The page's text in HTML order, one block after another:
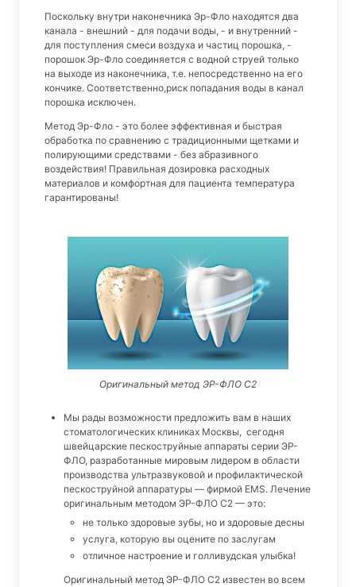
Поскольку внутри наконечника Эр-Фло находятся два
канала - внешний - для подачи воды, - и внутренний -
для поступления смеси воздуха и частиц порошка, -
порошок Эр-Фло соединяется с водной струей только
на выходе из наконечника, т.е. непосредственно на его
кончике. Соответственно,риск попадания воды в канал
порошка исключен.
Метод Эр-Фло - это более эффективная и быстрая
обработка по сравнению с традиционными щетками и
полирующими средствами - без абразивного
воздействия! Правильная дозировка расходных
материалов и комфортная для пациента температура
гарантированы!
Оригинальный метод ЭР-ФЛО С2
Мы рады возможности предложить вам в наших
стоматологических клиниках Москвы, сегодня
швейцарские пескоструйные аппараты серии ЭР-
ФЛО, разработанные мировым лидером в области
производства ультразвуковой и профилактической
пескоструйной аппаратуры — фирмой EMS. Лечение
оригинальным методом ЭР-ФЛО С2 — это:
не только здоровые зубы, но и здоровые десны
услуга, которую вы оцените по заслугам
отличное настроение и голливудская улыбка!
Оригинальный метод ЭР-ФЛО С2 известен во всем